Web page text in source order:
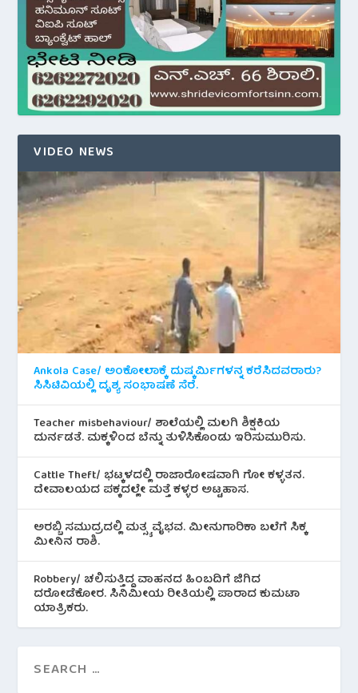
VIDEO NEWS
Ankola Case/ ಅಂಕೋಲಾಕ್ಕೆ ದುಷ್ಕರ್ಮಿಗಳನ್ನ ಕರೆಸಿದವರಾರು?
ಸಿಸಿಟಿವಿಯಲ್ಲಿ ದೃಶ್ಯ ಸಂಭಾಷಣೆ ಸೆರೆ.
Teacher misbehaviour/ ಶಾಲೆಯಲ್ಲಿ ಮಲಗಿ ಶಿಕ್ಷಕಿಯ
ದುರ್ನಡತೆ. ಮಕ್ಕಳಿಂದ ಬೆನ್ನು ತುಳಿಸಿಕೊಂಡು ಇರಿಸುಮುರಿಸು.
Cattle Theft/ ಭಟ್ಕಳದಲ್ಲಿ ರಾಜಾರೋಷವಾಗಿ ಗೋ ಕಳ್ಳತನ.
ದೇವಾಲಯದ ಪಕ್ಕದಲ್ಲೇ ಮತ್ತೆ ಕಳ್ಳರ ಅಟ್ಟಹಾಸ.
ಅರಬ್ಬಿ ಸಮುದ್ರದಲ್ಲಿ ಮತ್ಸ್ಯ ವೈಭವ. ಮೀನುಗಾರಿಕಾ ಬಲೆಗೆ ಸಿಕ್ಕ
ಮೀನಿನ‌ ರಾಶಿ.
Robbery/ ಚಲಿಸುತ್ತಿದ್ದ ವಾಹನದ ಹಿಂಬದಿಗೆ ಜಿಗಿದ
ದರೋಡೆಕೋರ. ಸಿನಿಮೀಯ ರೀತಿಯಲ್ಲಿ ಪಾರಾದ ಕುಮಟಾ
ಯಾತ್ರಿಕರು.